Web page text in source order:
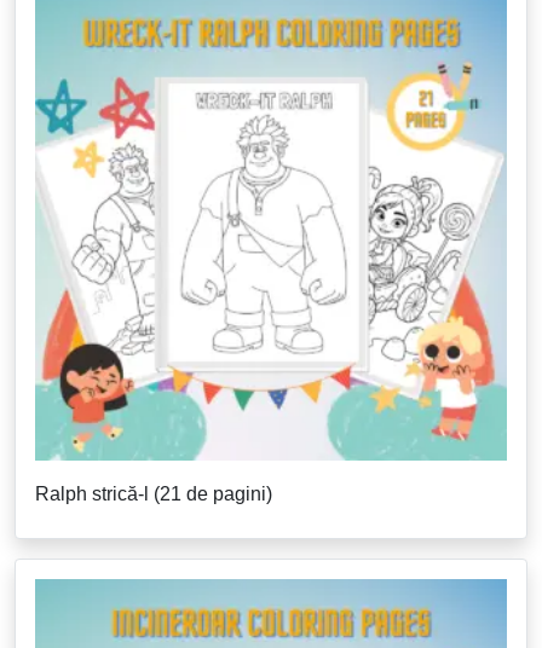
Ralph strică-l (21 de pagini)